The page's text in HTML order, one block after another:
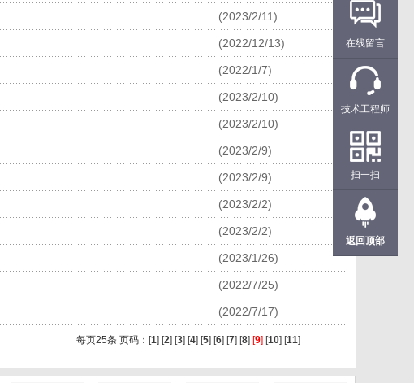
(2023/2/11)
(2022/12/13)
(2022/1/7)
(2023/2/10)
(2023/2/10)
(2023/2/9)
(2023/2/9)
(2023/2/2)
(2023/2/2)
(2023/1/26)
(2022/7/25)
(2022/7/17)
每页25条 页码： [1] [2] [3] [4] [5] [6] [7] [8] [9] [10] [11]
在线留言
技术工程师
扫一扫
返回顶部